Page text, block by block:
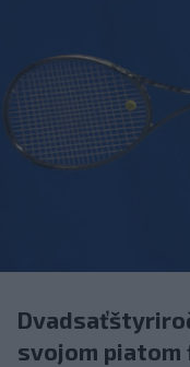
svojom piatom